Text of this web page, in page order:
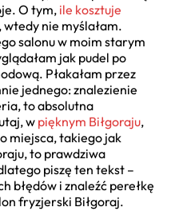
O tym, ile kosztuje
wtedy nie myślałam.
salonu w moim starym
jak pudel po
Płakałam przez
jednego: znalezienie
to absolutna
w pięknym Biłgoraju,
miejsca, takiego jak
to prawdziwa
piszę ten tekst –
błędów i znaleźć perełkę
fryzjerski Biłgoraj.